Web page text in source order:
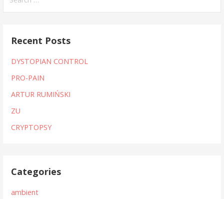
for:
Recent Posts
DYSTOPIAN CONTROL
PRO-PAIN
ARTUR RUMIŃSKI
ZU
CRYPTOPSY
Categories
ambient